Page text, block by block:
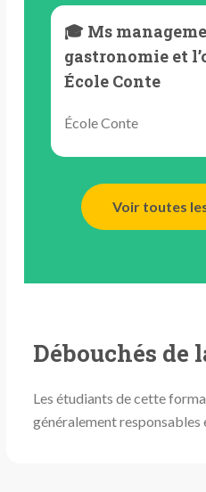
🎓 Ms
gastronomie et
École Conte
École Conte
Voir toutes
Débouchés de
Les étudiants de cette
généralement responsables